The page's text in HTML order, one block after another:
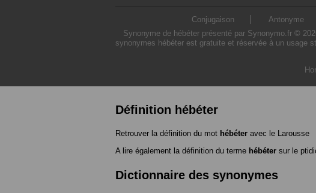
Conjugaison Antonyme
Synonyme de hébéter présenté par Synonymo.fr ©
synonymes hébéter est gratuite et réservée à un usage
Définition hébéter
Retrouver la définition du mot hébéter avec le Larousse
A lire également la définition du terme hébéter sur le
Dictionnaire des synonymes